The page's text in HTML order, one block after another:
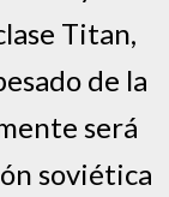
Titan,
de la
será
soviética